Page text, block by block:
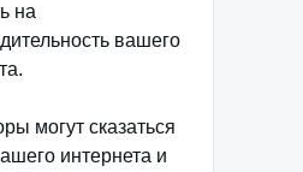
на
вашего
могут сказаться
интернета и